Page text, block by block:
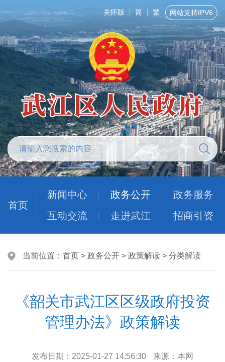
关怀版 简 繁 网站支持IPV6
首页
新闻中心 政务公开
政务服务
互动交流
走进武江 招商引资
当前位置： 首页 > 政务公开 > 政策解读 > 分类解读
《韶关市武江区区级政府投资
管理办法》政策解读
发布日期： 2025-01-27 14:56:30 来源： 本网